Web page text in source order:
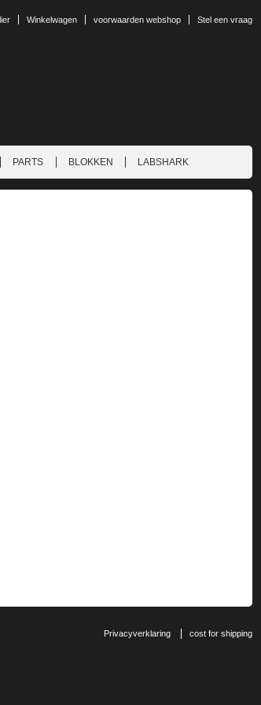
Winkelwagen voorwaarden webshop Stel een vraag
PARTS BLOKKEN LABSHARK
Privacyverklaring cost for shipping